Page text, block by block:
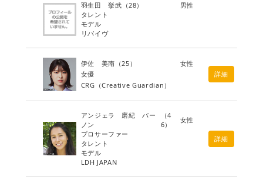
羽生田 挙武 （28）
男性
タレント
モデル
リバイヴ
伊佐 美南 （25）
女性
女優
CRG（Creative Guardian）
詳細
アンジェラ 磨紀 バー
ノン
（4
6）
女性
プロサーファー
タレント
モデル
LDH JAPAN
詳細